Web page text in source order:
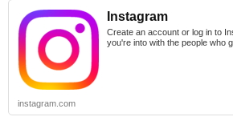
Instagram
Create an account or log in to
you're into with the people who
instagram.com